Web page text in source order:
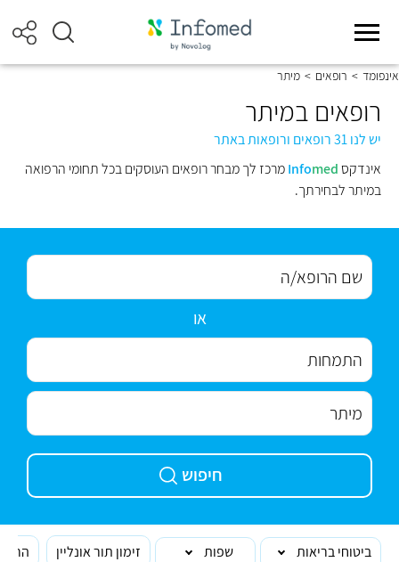
אינפומד > רופאים > מיתר
רופאים במיתר
יש לנו 31 רופאים ורופאות באתר
אינדקס
Infomed
מרכז לך מבחר רופאים העוסקים בכל תחומי הרפואה
במיתר לבחירתך.
או
חיפוש
ביטוחי בריאות שפות זימון תור אונליין